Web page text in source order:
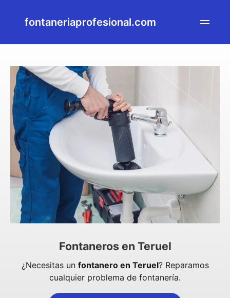
fontaneriaprofesional.com
Fontaneros en Teruel
¿Necesitas un fontanero en Teruel? Reparamos
cualquier problema de fontanería.